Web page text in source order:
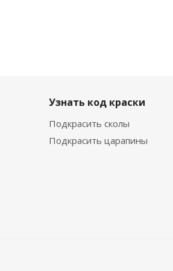
Узнать код краски
Подкрасить сколы
Подкрасить царапины